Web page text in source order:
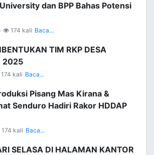
dan BPP Bahas Potensi
174 kali Baca...
TIM RKP DESA
2025
174 kali Baca...
Pisang Mas Kirana &
Senduro Hadiri Rakor HDDAP
174 kali Baca...
SELASA DI HALAMAN KANTOR